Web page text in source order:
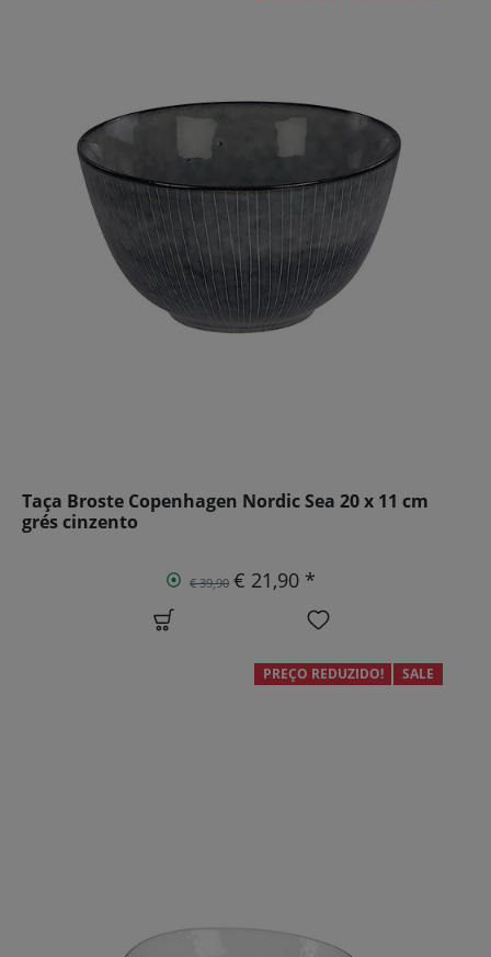
Taça Broste Copenhagen Nordic Sea 20 x 11 cm
grés cinzento
€ 39,90 € 21,90 *
PREÇO REDUZIDO! SALE